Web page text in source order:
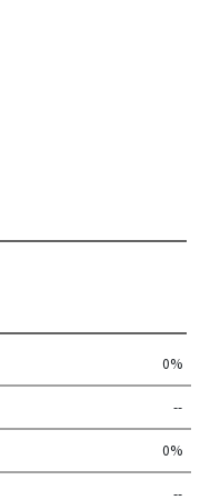
0%
--
0%
--